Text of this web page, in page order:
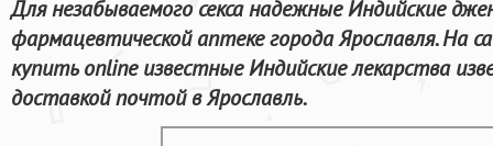
Для незабываемого секса надежные Индийские
фармацевтической аптеке города Ярославля. На
купить online известные Индийские лекарства
доставкой почтой в Ярославль.